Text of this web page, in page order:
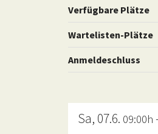
Verfügbare Plätze
Wartelisten-Plätze
Anmeldeschluss
Sa, 07.6. 09:00h